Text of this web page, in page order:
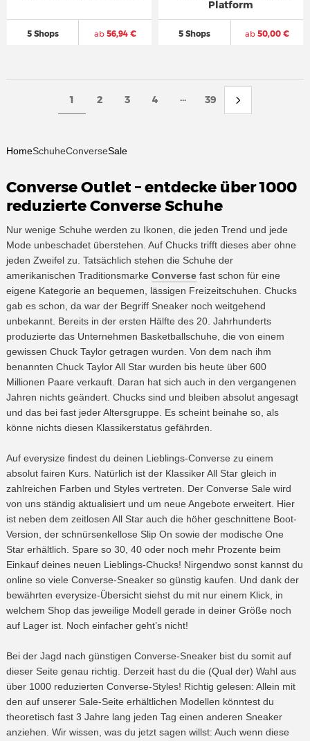
5 Shops ab56,94 €
Platform
5 Shops ab50,00 €
1 2 3 4 ... 39
HomeSchuheConverseSale
Converse Outlet – entdecke über 1000
reduzierte Converse Schuhe
Nur wenige Schuhe werden zu Ikonen, die jeden Trend und jede
Mode unbeschadet überstehen. Auf Chucks trifft dieses aber ohne
jeden Zweifel zu. Tatsächlich stehen die Schuhe der
amerikanischen Traditionsmarke Conversefast schon für eine
eigene Kategorie an bequemen, lässigen Freizeitschuhen. Chucks
gab es schon, da war der Begriff Sneaker noch weitgehend
unbekannt. Bereits in der ersten Hälfte des 20. Jahrhunderts
produzierte das Unternehmen Basketballschuhe, die von einem
gewissen Chuck Taylor getragen wurden. Von dem nach ihm
benannten Chuck Taylor All Star wurden bis heute über 600
Millionen Paare verkauft. Daran hat sich auch in den vergangenen
Jahren nichts geändert. Chucks sind und bleiben absolut angesagt
und das bei fast jeder Altersgruppe. Es scheint beinahe so, als
könne nichts diesen Klassikerstatus gefährden.
Auf everysize findest du deinen Lieblings-Converse zu einem
absolut fairen Kurs. Natürlich ist der Klassiker All Star gleich in
zahlreichen Farben und Styles vertreten. Der Converse Sale wird
von uns ständig aktualisiert und um neue Angebote erweitert. Hier
ist neben dem zeitlosen All Star auch die höher geschnittene Boot-
Version, der schnürsenkellose Slip On sowie der modische One
Star erhältlich. Spare so 30, 40 oder noch mehr Prozente beim
Einkauf deines neuen Lieblings-Chucks! Nirgendwo sonst kannst du
online so viele Converse-Sneaker so günstig kaufen. Und dank der
bewährten everysize-Übersicht siehst du mit nur einem Klick, in
welchem Shop das jeweilige Modell gerade in deiner Größe noch
auf Lager ist. Noch einfacher geht’s nicht!
Bei der Jagd nach günstigen Converse-Sneaker bist du somit auf
dieser Seite genau richtig. Derzeit hast du die (Qual der) Wahl aus
über 1000 reduzierten Converse-Styles! Richtig gelesen: Allein mit
den auf unserer Sale-Seite erhältlichen Modellen könntest du
theoretisch fast 3 Jahre lang jeden Tag einen anderen Sneaker
anziehen. Wir wissen, was du jetzt sagen willst: Auch wenn diese